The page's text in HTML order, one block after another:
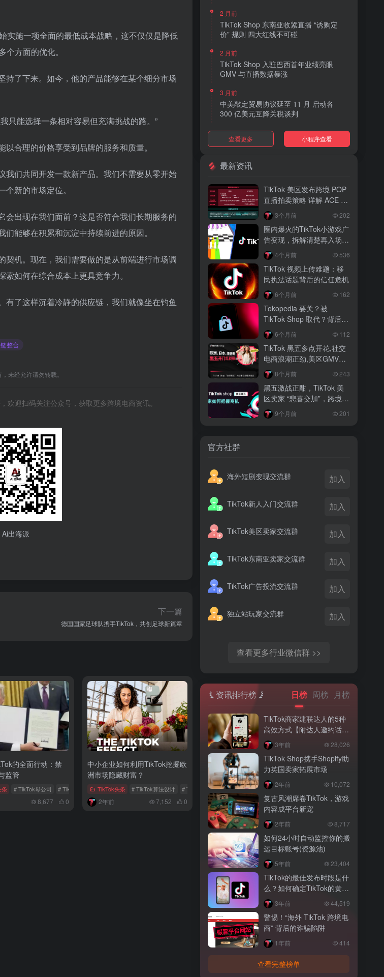
实施一项全面的最低成本战略，这不仅仅是降低
个方面的优化。
了下来。如今，他的产品能够在某个细分市场
只能选择一条相对容易但充满挑战的路。”
合理的价格享受到品牌的服务和质量。
我们共同开发一款新产品。我们不需要从零开始
新的市场定位。
出现在我们面前？这是否符合我们长期服务的
能够在积累和沉淀中持续前进的原因。
机。现在，我们需要做的是从前端进行市场调
如何在综合成本上更具竞争力。
了这样沉着冷静的供应链，我们就像坐在钓鱼
整合
未经允许请勿转载。
迎扫码关注公众号，获取更多跨境电商资讯。
Ai出海派
下一篇
德国国家足球队携手TikTok，共创足球新篇章
的全面行动：禁
监管
条 # TikTok母公司 # TikTok禁令 # 海外版抖音
8,677 0
中小企业如何利用TikTok挖掘欧
洲市场隐藏财富？
TikTok头条 # TikTok算法设计 # TikTok中小企业 # SME
2年前 7,152 0
2 月前
TikTok Shop 东南亚收紧直播 “诱购定
价” 规则 四大红线不可碰
2 月前
TikTok Shop 入驻巴西首年业绩亮眼
GMV 与直播数据暴涨
3 月前
中美敲定贸易协议延至 11 月 启动各
300 亿美元互降关税谈判
3 月前
TikTok Shop 上线 “三日达” 标签 履约
3 月前
AI 购物代理化趋势明显 30% 美国消费
者接受 AI 代下单
3 月前
TikTok Shop 爱尔兰全面开放入驻 本土
品牌可零门槛开店
3 月前
音乐节降噪耳塞风靡欧美 DTC 品牌单日
营收突破 200 万元
3 月前
越南监管出手核查Shopee、TikTok
Shop涨价行为，佣金调整遭调查
3 月前
TikTok Shop 印尼推出出海项目 助力本
土品牌开拓东南亚市场
3 月前
TikTok Shop 英美周榜出炉 美妆家居成
两大热销主力
查看更多 小程序查看
最新资讯
TikTok 美区发布跨境 POP
直播拍卖策略 详解 ACE 选
品与三大拍卖机制
3个月前 202
圈内爆火的TikTok小游戏广
告变现，拆解清楚再入场，
别盲目跟风
4个月前 536
TikTok 视频上传难题：移
民执法话题背后的信任危机
6个月前 162
Tokopedia 要关？被
TikTok Shop 取代？背后真
相大揭秘！
6个月前 112
TikTok 黑五多点开花,社交
电商浪潮正劲,美区GMV突
破35亿8个月前 243
黑五激战正酣，TikTok 美
区卖家 “悲喜交加”，跨境电
商路在何方？
9个月前 201
官方社群
海外短剧变现交流群 加入
TikTok新人入门交流群 加入
TikTok美区卖家交流群 加入
TikTok东南亚卖家交流群 加入
TikTok广告投流交流群 加入
独立站玩家交流群 加入
查看更多行业微信群 >>
资讯排行榜 日榜 周榜 月榜
TikTok商家建联达人的5种
高效方式【附达人邀约话
术】 3年前 28,026
TikTok Shop携手Shopify助
力英国卖家拓展市场
2年前 10,072
复古风潮席卷TikTok，游戏
内容成平台新宠
2年前 8,717
如何24小时自动监控你的搬
运目标账号(资源池)
5年前 23,404
TikTok的最佳发布时段是什
么？如何确定TikTok的黄金
发布时间？
3年前 44,519
警惕！“海外 TikTok 跨境电
商” 背后的诈骗陷阱
1年前 414
查看完整榜单